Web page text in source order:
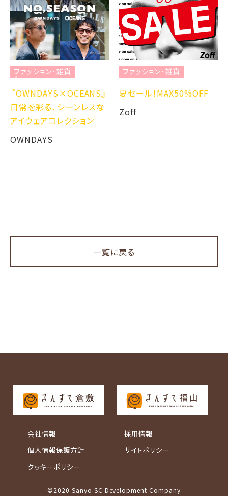
ファッション・雑貨
『OWNDAYS×OCEANS』
日常を彩る、シーンレスな
アイウェアコレクション
OWNDAYS
ファッション・雑貨
夏セール！MAX50%OFF
Zoff
一覧に戻る
会社情報
個人情報保護方針
クッキーポリシー
採用情報
サイトポリシー
©2020 Sanyo SC Development Company